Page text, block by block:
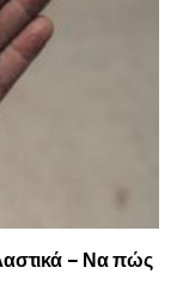
– Να πώς